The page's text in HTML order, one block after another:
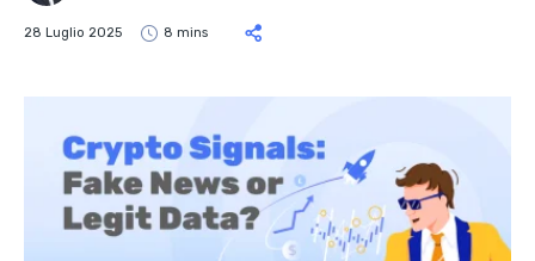
28 Luglio 2025 8 mins